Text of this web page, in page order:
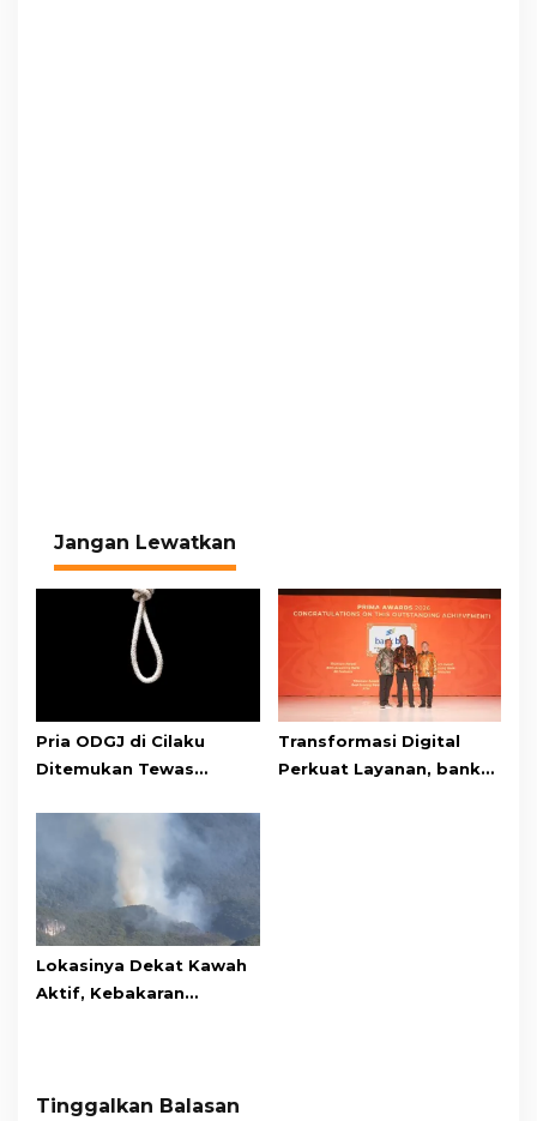
Jangan Lewatkan
Pria ODGJ di Cilaku
Ditemukan Tewas
Transformasi Digital
Perkuat Layanan, bank
Lokasinya Dekat Kawah
Aktif, Kebakaran
Tinggalkan Balasan